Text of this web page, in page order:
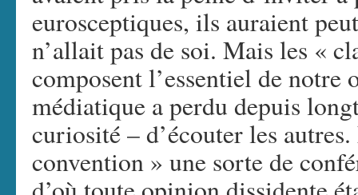
eurosceptiques, ils auraient
n’allait pas de soi. Mais les «
composent l’essentiel de
médiatique a perdu depuis
curiosité – d’écouter les
convention » une sorte de